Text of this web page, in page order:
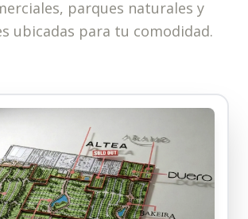
parques naturales y
ubicadas para tu comodidad.